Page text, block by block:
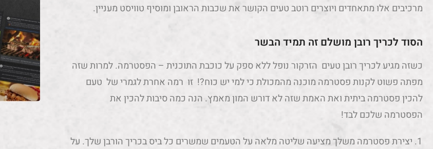
מרכיבים אלו מתאחדים ויוצרים רוטב טעים הקושר את שכבות הראובן ומוסיף טוויסט מעניין.
הסוד לכריך רובן מושלם זה תמיד הבשר
כשזה מגיע לכריך רובן טעים הזרקור נופל ללא ספק על כוכבת התוכנית – הפסטרמה. למרות שזה
מפתה פשוט לקנות פסטרמה מוכנה מהמכולת כי למי יש כוח?! זו רמה אחרת לגמרי של טעם
להכין פסטרמה ביתית ואת האמת שזה לא דורש המון מאמץ. הנה כמה סיבות להכין את
הפסטרמה שלכם לבד!
יצירת פסטרמה משלך מציעה שליטה מלאה על הטעמים שמשרים כל ביס בכריך הורבן שלך. על